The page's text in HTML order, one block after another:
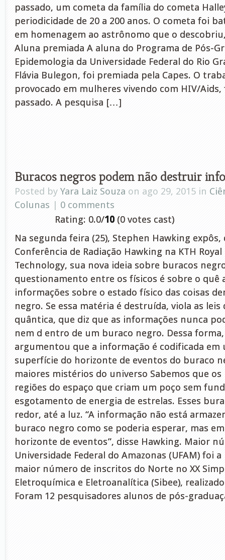
passado, um cometa da família do cometa
periodicidade de 20 a 200 anos. O cometa foi
em homenagem ao astrônomo que o
Aluna premiada A aluna do Programa de Pós-
Epidemologia da Universidade Federal do Rio
Flávia Bulegon, foi premiada pela Capes. O
provocado em mulheres vivendo com HIV/
passado. A pesquisa […]
Buracos negros podem não destruir
Posted by Yara Laiz Souza on ago 29, 2015 in
Colunas | 0 comments
Rating: 0.0/10 (0 votes cast)
Na segunda feira (25), Stephen Hawking
Conferência de Radiação Hawking na KTH
Technology, sua nova ideia sobre buracos
questionamento entre os físicos é sobre o quê
informações sobre o estado físico das coisas
negro. Se essa matéria é destruída, viola as leis
quântica, que diz que as informações nunca
nem d entro de um buraco negro. Dessa
argumentou que a informação é codificada em
superfície do horizonte de eventos do buraco
maiores mistérios do universo Sabemos que
regiões do espaço que criam um poço sem
esgotamento de energia de estrelas. Esses
redor, até a luz. “A informação não está
buraco negro como se poderia esperar, mas
horizonte de eventos”, disse Hawking. Maior
Universidade Federal do Amazonas (UFAM) foi
maior número de inscritos do Norte no XX
Eletroquímica e Eletroanalítica (Sibee),
Foram 12 pesquisadores alunos de pós-